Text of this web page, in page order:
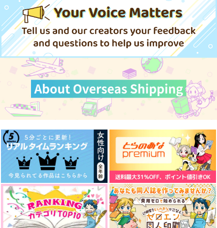
イノセントストーリー
（税込）
朔間零中心
サンプル
作品詳細
サドネス
825円（税込）
朔間零×朔間凛月
サンプル
作品詳細
僕たちのこと
ルルル
516 （税込）
遊木真×瀬名泉
サンプル
作品詳細
すずろ
専売 472円（税込）
あんさんぶるスターズ！
高峯翠×守沢千秋
サンプル
カート